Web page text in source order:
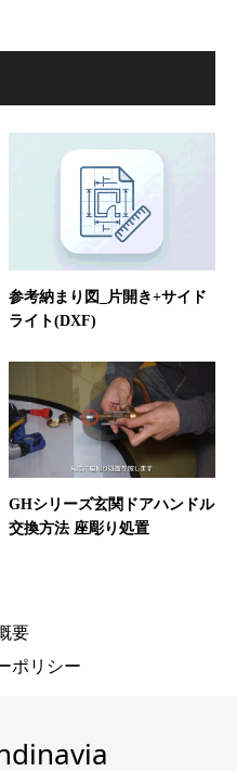
参考納まり図_片開き+サイド
ライト(DXF)
GHシリーズ玄関ドアハンドル
交換方法 座彫り処置
要
ポリシー